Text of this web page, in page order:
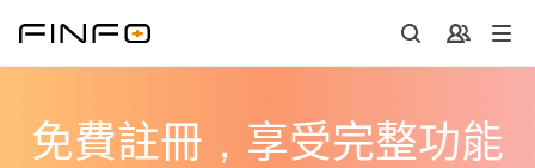
免費註冊，享受完整功能